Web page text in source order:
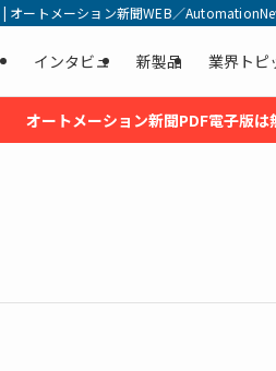
オートメーション新聞WEB／
インタビュ 新製品 業界トピ
オートメーション新聞PDF電子版